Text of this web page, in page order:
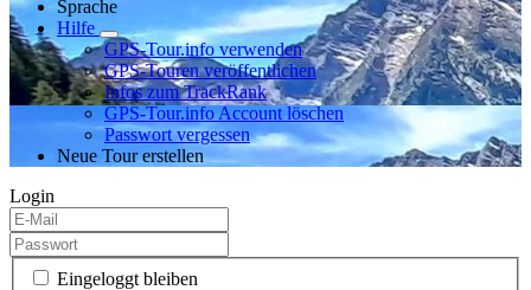
Sprache
Hilfe
GPS-Tour.info verwenden
GPS-Touren veröffentlichen
Infos zum TrackRank
GPS-Tour.info Account löschen
Passwort vergessen
Neue Tour erstellen
Login
Eingeloggt bleiben